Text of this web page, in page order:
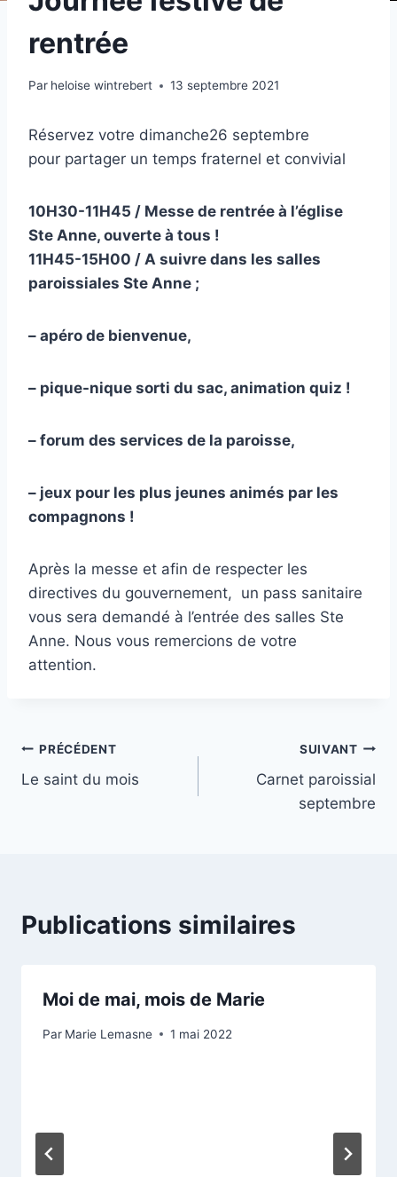
rentrée
Par heloise wintrebert 13 septembre 2021
Réservez votre dimanche26 septembre
pour partager un temps fraternel et convivial
10H30-11H45 / Messe de rentrée à l’église
Ste Anne, ouverte à tous !
11H45-15H00 / A suivre dans les salles
paroissiales Ste Anne ;
– apéro de bienvenue,
– pique-nique sorti du sac, animation quiz !
– forum des services de la paroisse,
– jeux pour les plus jeunes animés par les
compagnons !
Après la messe et afin de respecter les
directives du gouvernement, un pass sanitaire
vous sera demandé à l’entrée des salles Ste
Anne. Nous vous remercions de votre
attention.
Navigation
de
PRÉCÉDENT
Le saint du mois
SUIVANT
Carnet paroissial
septembre
Publications similaires
Moi de mai, mois de Marie
Par Marie Lemasne 1 mai 2022